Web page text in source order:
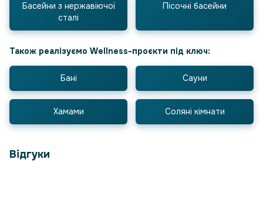
Басейни з нержавіючої
сталі
Пісочні басейни
Також реалізуємо Wellness-проєкти під ключ:
Бані Сауни
Хамами Соляні кімнати
Відгуки